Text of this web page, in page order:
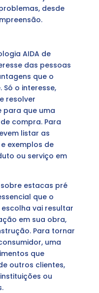
desde
AIDA de
das pessoas
que o
o interesse,
resolver
para que uma
compra. Para
listar as
exemplos de
ou serviço em
estacas pré
que o
vai resultar
em sua obra,
Para tornar
uma
que
outros clientes,
ou